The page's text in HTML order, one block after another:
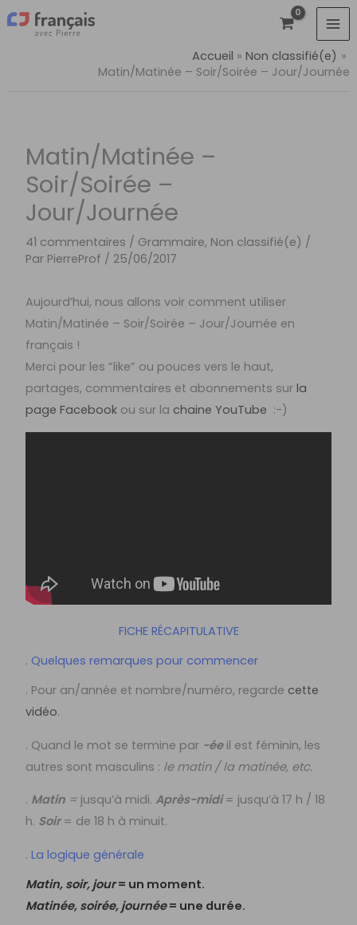
Aller
au
Accueil
Non classifié(e)
Matin/Matinée – Soir/Soirée – Jour/Journée
Matin/Matinée –
Soir/Soirée –
Jour/Journée
41 commentaires / Grammaire, Non classifié(e) /
Par PierreProf / 25/06/2017
Aujourd’hui, nous allons voir comment utiliser
Matin/Matinée – Soir/Soirée – Jour/Journée en
français !
Merci pour les “like” ou pouces vers le haut,
partages, commentaires et abonnements surla
page Facebook ou sur la chaine YouTube :-)
FICHE RÉCAPITULATIVE
. Quelques remarques pour commencer
. Pour an/année et nombre/numéro, regarde cette
vidéo.
. Quand le mot se termine par -éeil est féminin, les
autres sont masculins : le matin / la matinée, etc.
. Matin = jusqu’à midi. Après-midi = jusqu’à 17 h / 18
h. Soir= de 18 h à minuit.
. La logique générale
Matin, soir, jour= un moment.
Matinée, soirée, journée= une durée.